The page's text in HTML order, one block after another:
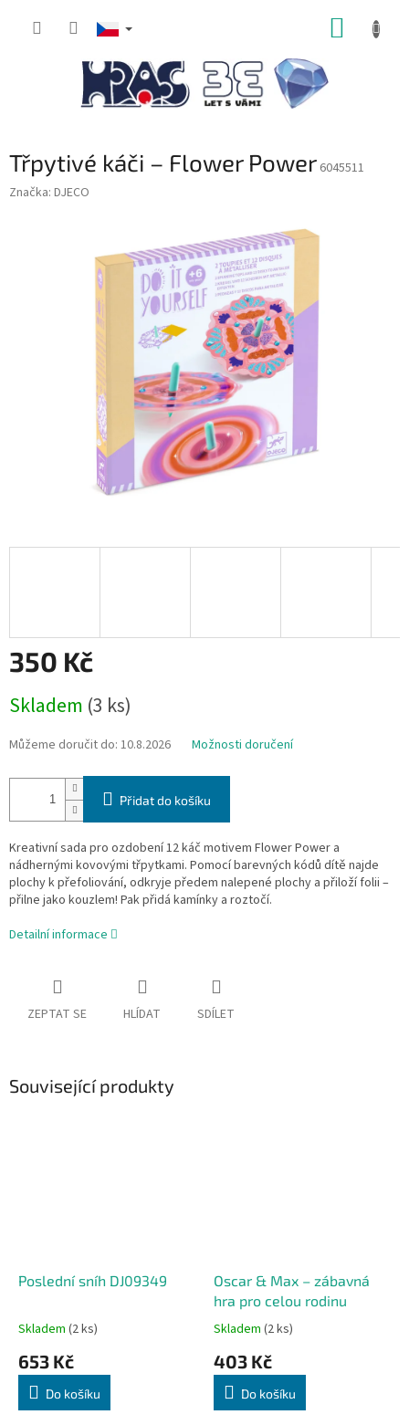
Třpytivé káči – Flower Power 6045511
Značka: DJECO
350 Kč
cena:
Skladem (3 ks)
Můžeme doručit do: 10.8.2026 Možnosti doručení
Přidat do košíku
Kreativní sada pro ozdobení 12 káč motivem Flower Power a
nádhernými kovovými třpytkami. Pomocí barevných kódů dítě najde
plochy k přefoliování, odkryje předem nalepené plochy a přiloží folii –
přilne jako kouzlem! Pak přidá kamínky a roztočí.
Detailní informace
ZEPTAT SE HLÍDAT SDÍLET
Související produkty
Poslední sníh DJ09349
Skladem (2 ks)
653 Kč
Do košíku
Oscar & Max – zábavná
hra pro celou rodinu
Skladem (2 ks)
403 Kč
Do košíku